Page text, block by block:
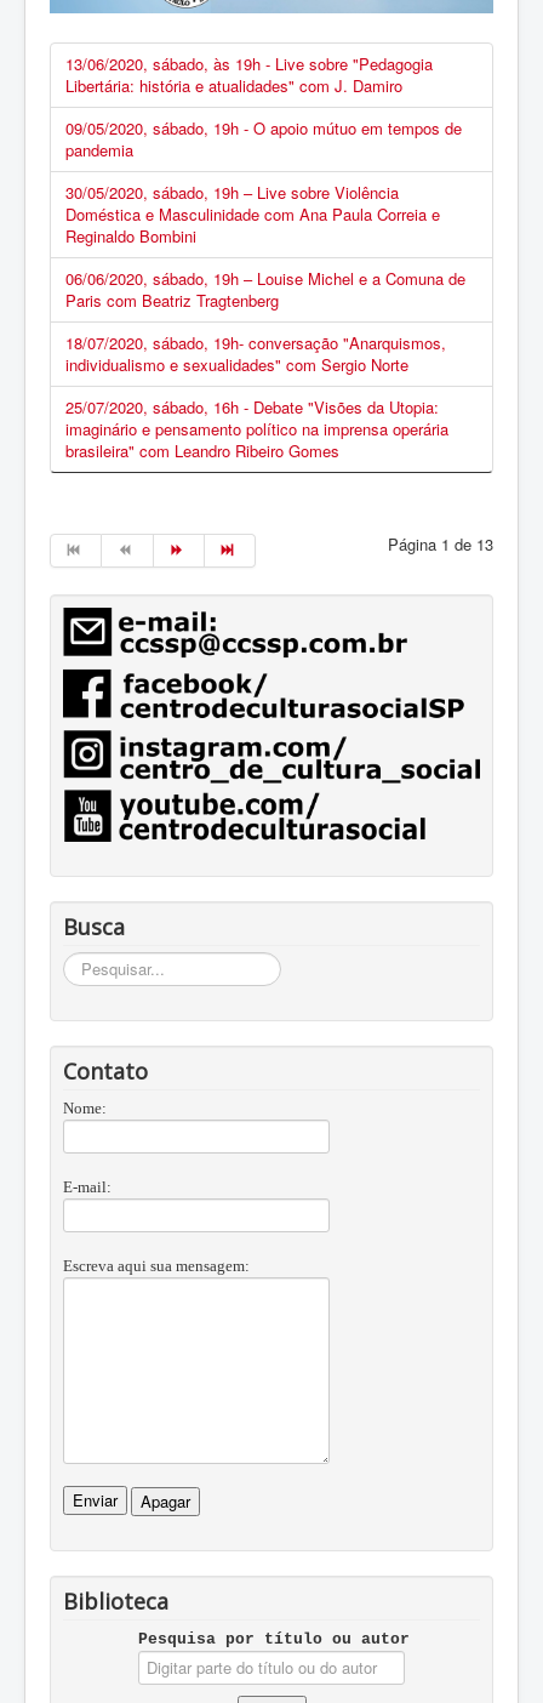
13/06/2020, sábado, às 19h - Live sobre "Pedagogia
Libertária: história e atualidades" com J. Damiro
09/05/2020, sábado, 19h - O apoio mútuo em tempos de
pandemia
30/05/2020, sábado, 19h – Live sobre Violência
Doméstica e Masculinidade com Ana Paula Correia e
Reginaldo Bombini
06/06/2020, sábado, 19h – Louise Michel e a Comuna de
Paris com Beatriz Tragtenberg
18/07/2020, sábado, 19h- conversação "Anarquismos,
individualismo e sexualidades" com Sergio Norte
25/07/2020, sábado, 16h - Debate "Visões da Utopia:
imaginário e pensamento político na imprensa operária
brasileira" com Leandro Ribeiro Gomes
Página 1 de 13
Busca
Busca
Contato
Nome:
E-mail:
Escreva aqui sua mensagem:
Biblioteca
Pesquisa por tí­tulo ou autor